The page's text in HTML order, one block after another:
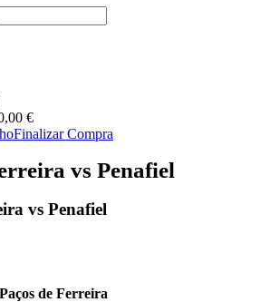
€
Finalizar Compra
vs Penafiel
vs Penafiel
de Ferreira